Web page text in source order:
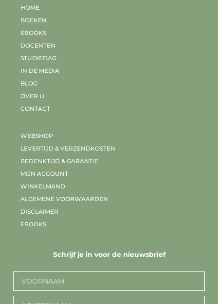
HOME
BOEKEN
EBOOKS
DOCENTEN
STUDIEDAG
IN DE MEDIA
BLOG
OVER LI
CONTACT
WEBSHOP
LEVERTIJD & VERZENDKOSTEN
BEDENKTIJD & GARANTIE
MIJN ACCOUNT
WINKELMAND
ALGEMENE VOORWAARDEN
DISCLAIMER
EBOOKS
Schrijf je in voor de nieuwsbrief